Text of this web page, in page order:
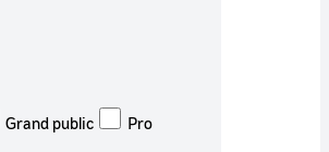
Grand public Pro